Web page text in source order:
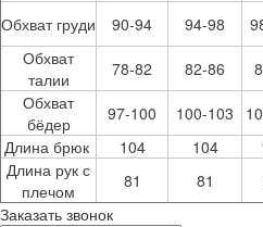
Обхват груди 90-94 94-98
Обхват
талии
78-82 82-86
Обхват
бёдер
97-100 100-103
Длина брюк
104 104
Длина рук с
плечом
81 81
Заказать звонок